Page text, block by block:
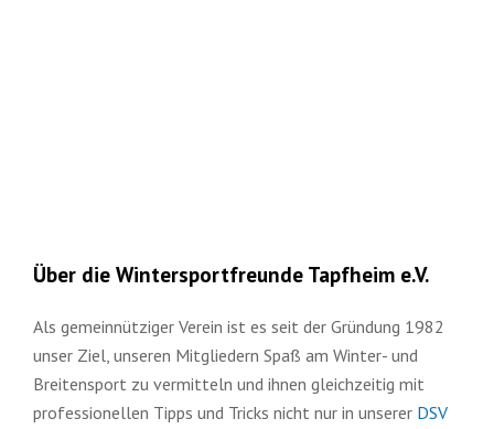
Über die Wintersportfreunde Tapfheim e.V.
Als gemeinnütziger Verein ist es seit der Gründung 1982
unser Ziel, unseren Mitgliedern Spaß am Winter- und
Breitensport zu vermitteln und ihnen gleichzeitig mit
professionellen Tipps und Tricks nicht nur in unserer DSV